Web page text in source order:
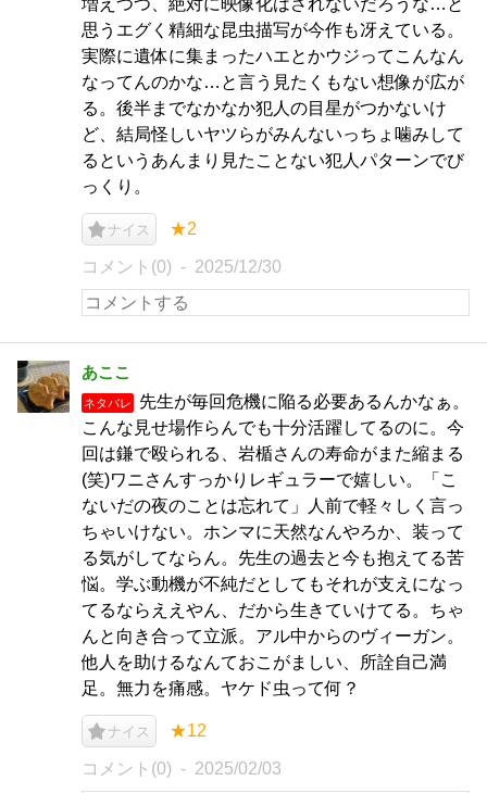
増えつつ、絶対に映像化はされないだろうな…と
思うエグく精細な昆虫描写が今作も冴えている。
実際に遺体に集まったハエとかウジってこんなん
なってんのかな…と言う見たくもない想像が広が
る。後半までなかなか犯人の目星がつかないけ
ど、結局怪しいヤツらがみんないっちょ噛みして
るというあんまり見たことない犯人パターンでび
っくり。
ナイス ★2
コメント(0) 2025/12/30
あここ
ネタバレ
先生が毎回危機に陥る必要あるんかなぁ。
こんな見せ場作らんでも十分活躍してるのに。今
回は鎌で殴られる、岩楯さんの寿命がまた縮まる
(笑)ワニさんすっかりレギュラーで嬉しい。「こ
ないだの夜のことは忘れて」人前で軽々しく言っ
ちゃいけない。ホンマに天然なんやろか、装って
る気がしてならん。先生の過去と今も抱えてる苦
悩。学ぶ動機が不純だとしてもそれが支えになっ
てるならええやん、だから生きていけてる。ちゃ
んと向き合って立派。アル中からのヴィーガン。
他人を助けるなんておこがましい、所詮自己満
足。無力を痛感。ヤケド虫って何？
ナイス ★12
コメント(0) 2025/02/03